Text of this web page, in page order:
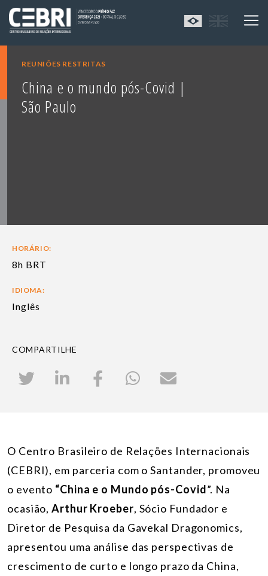
REUNIÕES RESTRITAS
China e o mundo pós-Covid |
São Paulo
HORÁRIO:
8h BRT
IDIOMA:
Inglês
COMPARTILHE
O Centro Brasileiro de Relações Internacionais
(CEBRI), em parceria com o Santander, promoveu
o evento “China e o Mundo pós-Covid”. Na
ocasião,Arthur Kroeber, Sócio Fundador e
Diretor de Pesquisa da Gavekal Dragonomics,
apresentou uma análise das perspectivas de
crescimento de curto e longo prazo da China,